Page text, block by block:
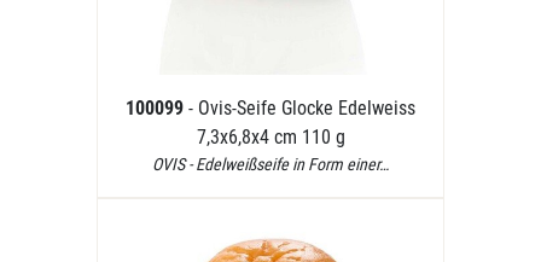
100099 - Ovis-Seife Glocke Edelweiss
7,3x6,8x4 cm 110 g
OVIS - Edelweißseife in Form einer…